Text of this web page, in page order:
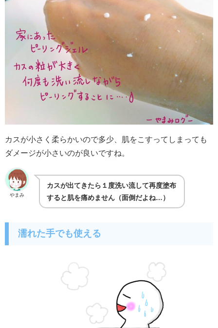
カスが小さく柔らかいので多少、肌をこすってしまっても
ダメージが小さいのが良いですね。
やまみ
カスが出てきたら１度洗い流して再度塗布
すると肌を痛めません（面倒だよね…）
濡れた手でも使える